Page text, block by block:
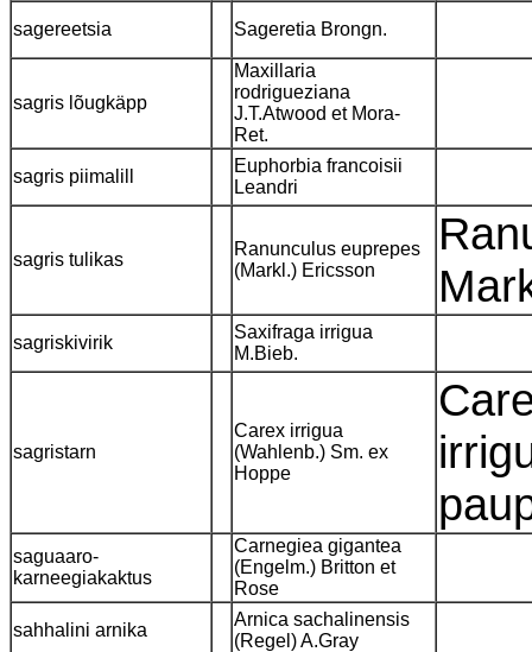
sagereetsia Sageretia Brongn.
sagris lõugkäpp
Maxillaria
rodrigueziana
J.T.Atwood et Mora-
Ret.
sagris piimalill
Euphorbia francoisii
Leandri
sagris tulikas
Ranunculus euprepes
(Markl.) Ericsson
sagriskivirik
Saxifraga irrigua
M.Bieb.
sagristarn
Carex irrigua
(Wahlenb.) Sm. ex
Hoppe
saguaaro-
karneegiakaktus
Carnegiea gigantea
(Engelm.) Britton et
Rose
sahhalini arnika
Arnica sachalinensis
(Regel) A.Gray